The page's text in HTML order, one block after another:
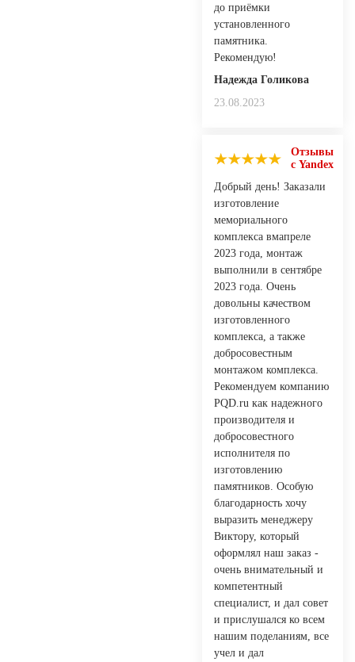
до приёмки
установленного
памятника.
Рекомендую!
Надежда Голикова
23.08.2023
Отзывы
с Yandex
Добрый день! Заказали
изготовление
мемориального
комплекса вмапреле
2023 года, монтаж
выполнили в сентябре
2023 года. Очень
довольны качеством
изготовленного
комплекса, а также
добросовестным
монтажом комплекса.
Рекомендуем компанию
PQD.ru как надежного
производителя и
добросовестного
исполнителя по
изготовлению
памятников. Особую
благодарность хочу
выразить менеджеру
Виктору, который
оформлял наш заказ -
очень внимательный и
компетентный
специалист, и дал совет
и прислушался ко всем
нашим поделаниям, все
учел и дал